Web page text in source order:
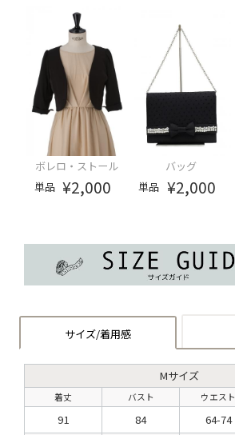
ボレロ・ストール
単品 ¥2,000
バッグ
単品 ¥2,000
サイズ/着用感
Mサイズ
着丈 バスト ウエスト
91 84 64-74